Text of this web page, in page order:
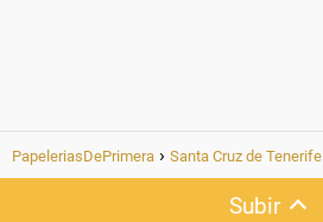
PapeleriasDePrimera Santa Cruz de Tenerife
Subir